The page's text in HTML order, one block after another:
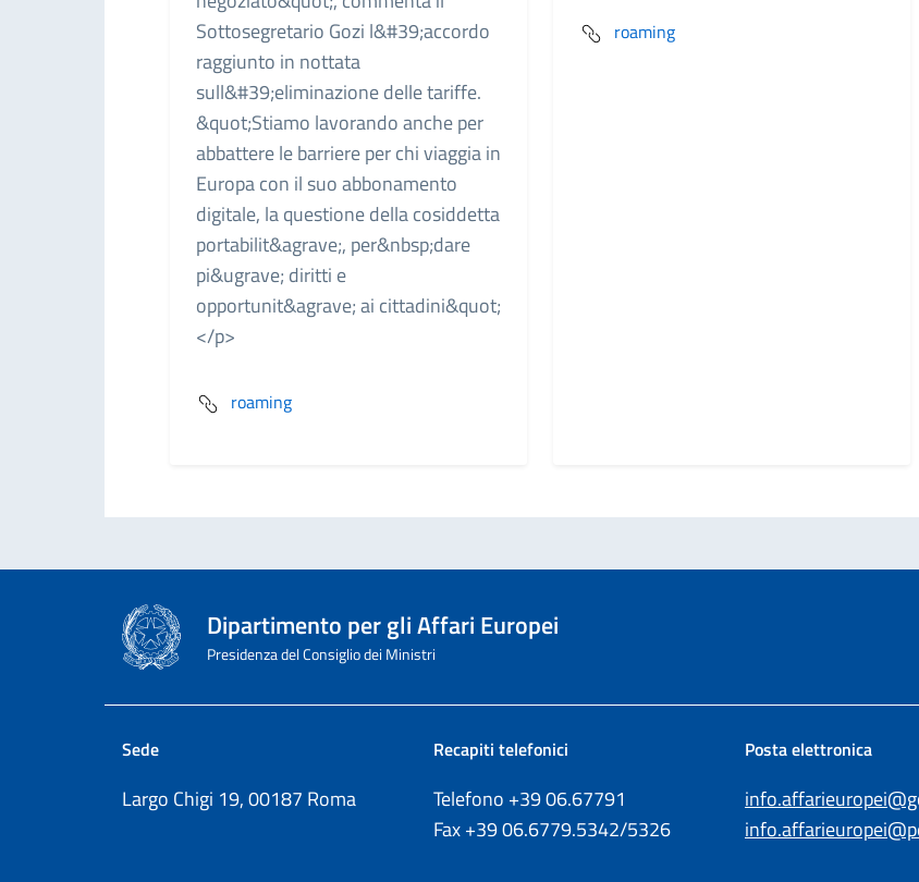
Sottosegretario Gozi l&#39;accordo
raggiunto in nottata
sull&#39;eliminazione delle tariffe.
&quot;Stiamo lavorando anche per
abbattere le barriere per chi viaggia in
Europa con il suo abbonamento
digitale, la questione della cosiddetta
portabilit&agrave;, per&nbsp;dare
pi&ugrave; diritti e
opportunit&agrave; ai cittadini&quot;
</p>
roaming
roaming
Dipartimento per gli Affari Europei
Presidenza del Consiglio dei Ministri
Sede
Largo Chigi 19, 00187 Roma
Recapiti telefonici
Telefono +3906.67791
Fax+3906.6779.5342/5326
Posta elettronica